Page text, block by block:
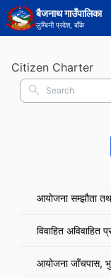
बैजनाथ गाउँपालिका
लुम्बिनी प्रदेश, बाँके
Citizen Charter
आयोजना सम्झौता
आयोजना जाँचपास,